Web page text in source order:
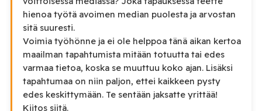
hienoa työtä avoimen median puolesta ja arvostan
sitä suuresti.
Voimia työhönne ja ei ole helppoa tänä aikan kertoa
maailman tapahtumista mitään totuutta tai edes
varmaa tietoa, koska se muuttuu koko ajan. Lisäksi
tapahtumaa on niin paljon, ettei kaikkeen pysty
edes keskittymään. Te sentään jaksatte yrittää!
Kiitos siitä.